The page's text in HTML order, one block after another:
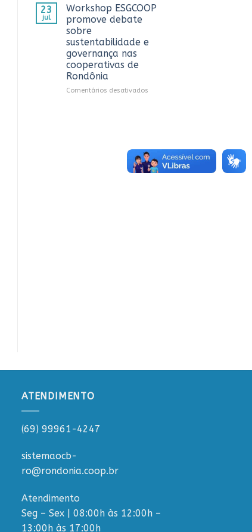
em
OCB/RO
Sicredi
23
jul
Workshop ESGCOOP
promove debate
sobre
sustentabilidade e
governança nas
cooperativas de
Rondônia
Comentários desativadosem
sustentabilidade
e
governança
ATENDIMENTO
(69) 99961-4247
sistemaocb-
ro@rondonia.coop.br
Atendimento
Seg – Sex | 08:00h às 12:00h –
13:00h às 17:00h